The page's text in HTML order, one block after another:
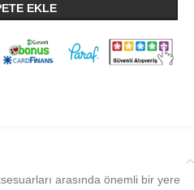
EKLE
arasında önemli bir yere